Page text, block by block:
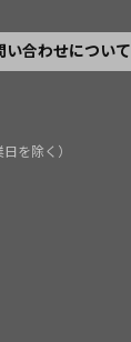
い合わせについて
を除く）